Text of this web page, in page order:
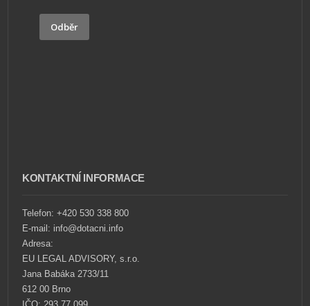
Odběr
KONTAKTNÍ INFORMACE
Telefon: +420 530 338 800
E-mail: info@dotacni.info
Adresa:
EU LEGAL ADVISORY, s.r.o.
Jana Babáka 2733/11
612 00 Brno